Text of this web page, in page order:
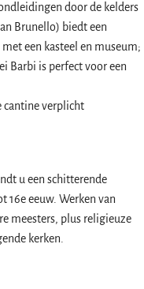
door de kelders
Brunello) biedt een
een kasteel en museum;
Barbi is perfect voor een
cantine verplicht
u een schitterende
16e eeuw. Werken van
meesters, plus religieuze
kerken.